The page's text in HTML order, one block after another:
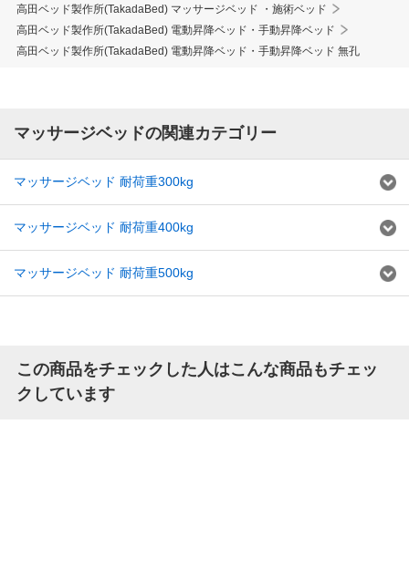
高田ベッド製作所(TakadaBed) マッサージベッド ・施術ベッド
高田ベッド製作所(TakadaBed) 電動昇降ベッド・手動昇降ベッド
高田ベッド製作所(TakadaBed) 電動昇降ベッド・手動昇降ベッド 無孔
マッサージベッドの関連カテゴリー
マッサージベッド 耐荷重300kg
マッサージベッド 耐荷重400kg
マッサージベッド 耐荷重500kg
この商品をチェックした人はこんな商品もチェッ
クしています